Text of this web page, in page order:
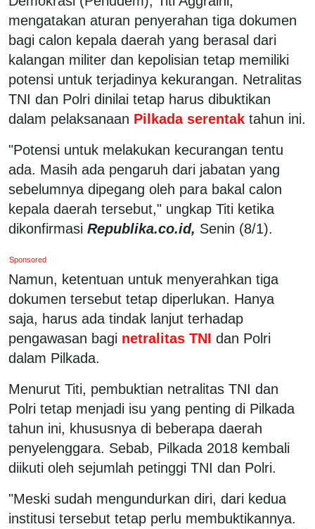
mengatakan aturan penyerahan tiga dokumen
bagi calon kepala daerah yang berasal dari
kalangan militer dan kepolisian tetap memiliki
potensi untuk terjadinya kekurangan. Netralitas
TNI dan Polri dinilai tetap harus dibuktikan
dalam pelaksanaan Pilkada serentak tahun ini.
"Potensi untuk melakukan kecurangan tentu
ada. Masih ada pengaruh dari jabatan yang
sebelumnya dipegang oleh para bakal calon
kepala daerah tersebut," ungkap Titi ketika
dikonfirmasi Republika.co.id, Senin (8/1).
Sponsored
Namun, ketentuan untuk menyerahkan tiga
dokumen tersebut tetap diperlukan. Hanya
saja, harus ada tindak lanjut terhadap
pengawasan bagi netralitas TNI dan Polri
dalam Pilkada.
Menurut Titi, pembuktian netralitas TNI dan
Polri tetap menjadi isu yang penting di Pilkada
tahun ini, khususnya di beberapa daerah
penyelenggara. Sebab, Pilkada 2018 kembali
diikuti oleh sejumlah petinggi TNI dan Polri.
"Meski sudah mengundurkan diri, dari kedua
institusi tersebut tetap perlu membuktikannya.